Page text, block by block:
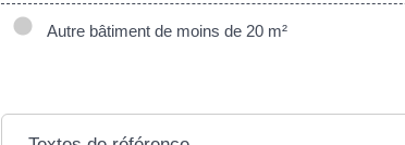
Autre bâtiment de moins de 20 m²